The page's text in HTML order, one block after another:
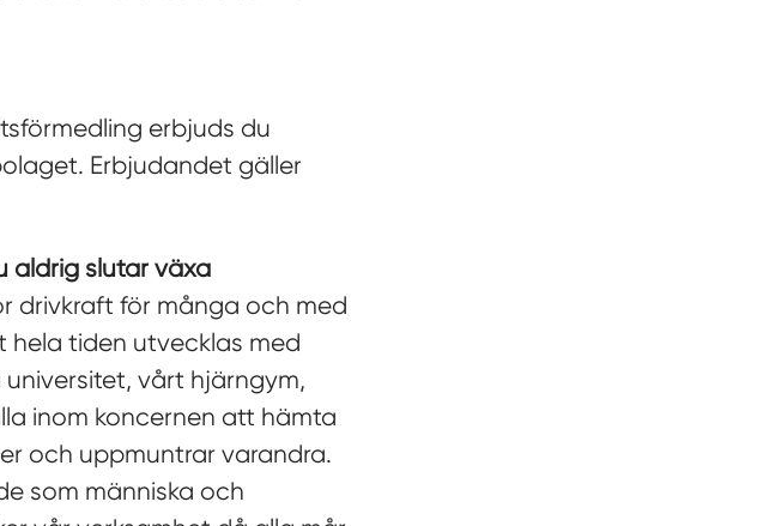
erbjuds du
Erbjudandet gäller
aldrig slutar växa
drivkraft för många och med
tiden utvecklas med
vårt hjärngym,
inom koncernen att hämta
och uppmuntrar varandra.
som människa och